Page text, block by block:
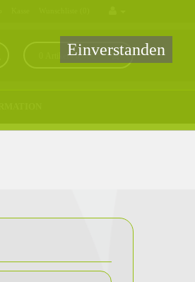
0 Artikel - 0,00€ *
Einverstanden